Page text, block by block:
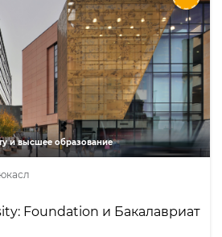
и высшее образование
Foundation и Бакалавриат
Бакалавриат
Описание
Курсы
Языки
Групп, входит в топ 22
в Великобритании. Топ 5
Архитектура, Биомедицинские
и маркетинг, Химический
Коммуникации и Медиа